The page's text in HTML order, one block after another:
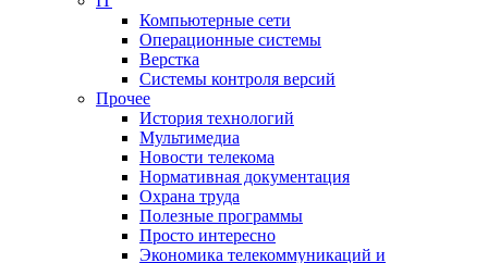
Компьютерные сети
Операционные системы
Верстка
Системы контроля версий
Прочее
История технологий
Мультимедиа
Новости телекома
Нормативная документация
Охрана труда
Полезные программы
Просто интересно
Экономика телекоммуникаций и